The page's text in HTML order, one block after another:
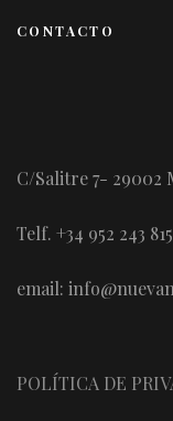
CONTACTO
C/Salitre 7- 29002
Telf. +34 952 243 815
email:
POLÍTICA DE